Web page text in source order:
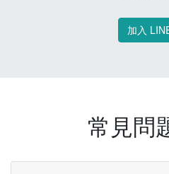
加入
常見問